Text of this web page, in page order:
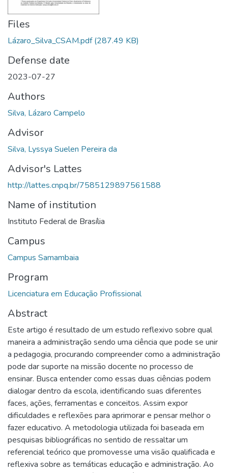
Files
Lázaro_Silva_CSAM.pdf(287.49 KB)
Defense date
2023-07-27
Authors
Silva, Lázaro Campelo
Advisor
Silva, Lyssya Suelen Pereira da
Advisor's Lattes
http://lattes.cnpq.br/7585129897561588
Name of institution
Instituto Federal de Brasília
Campus
Campus Samambaia
Program
Licenciatura em Educação Profissional
Abstract
Este artigo é resultado de um estudo reflexivo sobre qual
maneira a administração sendo uma ciência que pode se unir
a pedagogia, procurando compreender como a administração
pode dar suporte na missão docente no processo de
ensinar. Busca entender como essas duas ciências podem
dialogar dentro da escola, identificando suas diferentes
faces, ações, ferramentas e conceitos. Assim expor
dificuldades e reflexões para aprimorar e pensar melhor o
fazer educativo. A metodologia utilizada foi baseada em
pesquisas bibliográficas no sentido de ressaltar um
referencial teórico que promovesse uma visão qualificada e
reflexiva sobre as temáticas educação e administração. Ao